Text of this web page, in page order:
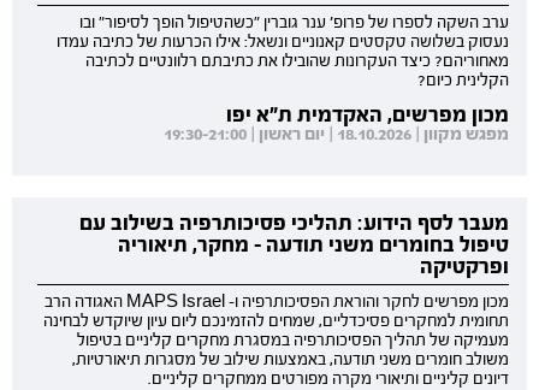
ערב השקה לספרו של פרופ' ענר גוברין "כשהטיפול הופך לסיפור" ובו
נעסוק בשלושה טקסטים קאנוניים ונשאל: אילו הכרעות של כתיבה עמדו
מאחוריהם? כיצד העקרונות שהובילו את כתיבתם רלוונטיים לכתיבה
הקלינית כיום?
מכון מפרשים, האקדמית ת"א יפו
מפגש מקוון | 18.10.2026 | יום ראשון | 19:30-21:00
מעבר לסף הידוע: תהליכי פסיכותרפיה בשילוב עם
טיפול בחומרים משני תודעה - מחקר, תיאוריה
ופרקטיקה
מכון מפרשים לחקר והוראת הפסיכותרפיה ו- MAPS Israel האגודה הרב
תחומית למחקרים פסיכדליים, שמחים להזמינכם ליום עיון שיוקדש לבחינה
מעמיקה של תהליך הפסיכותרפיה במסגרת מחקרים קליניים בטיפול
משולב חומרים משני תודעה, באמצעות שילוב של מסגרות תיאורטיות,
דיונים קליניים ותיאורי מקרה מפורטים ממחקרים קליניים.